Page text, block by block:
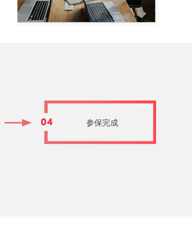
参保完成